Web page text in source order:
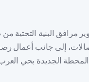
مرافق البنية
إلى جانب أعمال